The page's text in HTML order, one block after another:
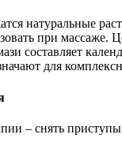
натуральные
при массаже.
составляет
для
– снять